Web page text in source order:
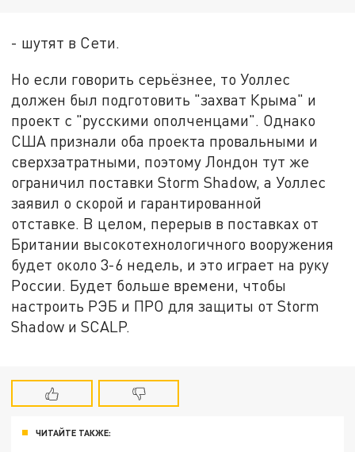
- шутят в Сети.
Но если говорить серьёзнее, то Уоллес
должен был подготовить "захват Крыма" и
проект с "русскими ополченцами". Однако
США признали оба проекта провальными и
сверхзатратными, поэтому Лондон тут же
ограничил поставки Storm Shadow, а Уоллес
заявил о скорой и гарантированной
отставке. В целом, перерыв в поставках от
Британии высокотехнологичного вооружения
будет около 3-6 недель, и это играет на руку
России. Будет больше времени, чтобы
настроить РЭБ и ПРО для защиты от Storm
Shadow и SCALP.
ЧИТАЙТЕ ТАКЖЕ: